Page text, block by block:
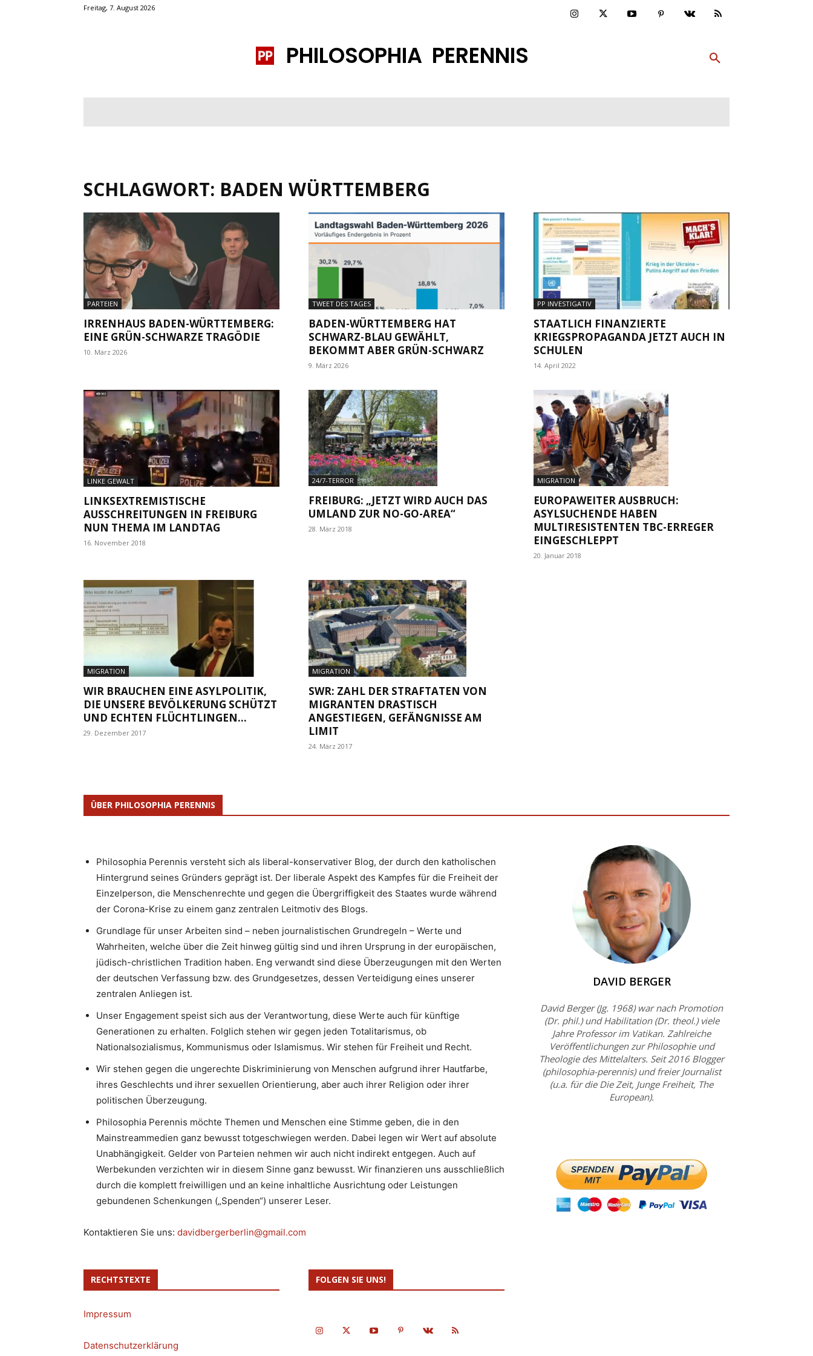
Freitag, 7. August 2026
PHILOSOPHIA PERENNIS
SCHLAGWORT: BADEN WÜRTTEMBERG
PARTEIEN
IRRENHAUS BADEN-WÜRTTEMBERG:
EINE GRÜN-SCHWARZE TRAGÖDIE
10. März 2026
TWEET DES TAGES
BADEN-WÜRTTEMBERG HAT
SCHWARZ-BLAU GEWÄHLT,
BEKOMMT ABER GRÜN-SCHWARZ
9. März 2026
PP INVESTIGATIV
STAATLICH FINANZIERTE
KRIEGSPROPAGANDA JETZT AUCH IN
SCHULEN
14. April 2022
LINKE GEWALT
LINKSEXTREMISTISCHE
AUSSCHREITUNGEN IN FREIBURG
NUN THEMA IM LANDTAG
16. November 2018
24/7-TERROR
FREIBURG: „JETZT WIRD AUCH DAS
UMLAND ZUR NO-GO-AREA“
28. März 2018
MIGRATION
EUROPAWEITER AUSBRUCH:
ASYLSUCHENDE HABEN
MULTIRESISTENTEN TBC-ERREGER
EINGESCHLEPPT
20. Januar 2018
MIGRATION
WIR BRAUCHEN EINE ASYLPOLITIK,
DIE UNSERE BEVÖLKERUNG SCHÜTZT
UND ECHTEN FLÜCHTLINGEN...
29. Dezember 2017
MIGRATION
SWR: ZAHL DER STRAFTATEN VON
MIGRANTEN DRASTISCH
ANGESTIEGEN, GEFÄNGNISSE AM
LIMIT
24. März 2017
ÜBER PHILOSOPHIA PERENNIS
Philosophia Perennis versteht sich als liberal-konservativer Blog, der durch den katholischen
Hintergrund seines Gründers geprägt ist. Der liberale Aspekt des Kampfes für die Freiheit der
Einzelperson, die Menschenrechte und gegen die Übergriffigkeit des Staates wurde während
der Corona-Krise zu einem ganz zentralen Leitmotiv des Blogs.
Grundlage für unser Arbeiten sind – neben journalistischen Grundregeln – Werte und
Wahrheiten, welche über die Zeit hinweg gültig sind und ihren Ursprung in der europäischen,
jüdisch-christlichen Tradition haben. Eng verwandt sind diese Überzeugungen mit den Werten
der deutschen Verfassung bzw. des Grundgesetzes, dessen Verteidigung eines unserer
zentralen Anliegen ist.
Unser Engagement speist sich aus der Verantwortung, diese Werte auch für künftige
Generationen zu erhalten. Folglich stehen wir gegen jeden Totalitarismus, ob
Nationalsozialismus, Kommunismus oder Islamismus. Wir stehen für Freiheit und Recht.
Wir stehen gegen die ungerechte Diskriminierung von Menschen aufgrund ihrer Hautfarbe,
ihres Geschlechts und ihrer sexuellen Orientierung, aber auch ihrer Religion oder ihrer
politischen Überzeugung.
Philosophia Perennis möchte Themen und Menschen eine Stimme geben, die in den
Mainstreammedien ganz bewusst totgeschwiegen werden. Dabei legen wir Wert auf absolute
Unabhängigkeit. Gelder von Parteien nehmen wir auch nicht indirekt entgegen. Auch auf
Werbekunden verzichten wir in diesem Sinne ganz bewusst. Wir finanzieren uns ausschließlich
durch die komplett freiwilligen und an keine inhaltliche Ausrichtung oder Leistungen
gebundenen Schenkungen („Spenden“) unserer Leser.
Kontaktieren Sie uns: davidbergerberlin@gmail.com
DAVID BERGER
David Berger (Jg. 1968) war nach Promotion
(Dr. phil.) und Habilitation (Dr. theol.) viele
Jahre Professor im Vatikan. Zahlreiche
Veröffentlichungen zur Philosophie und
Theologie des Mittelalters. Seit 2016 Blogger
(philosophia-perennis) und freier Journalist
(u.a. für die Die Zeit, Junge Freiheit, The
European).
RECHTSTEXTE
Impressum
Datenschutzerklärung
FOLGEN SIE UNS!